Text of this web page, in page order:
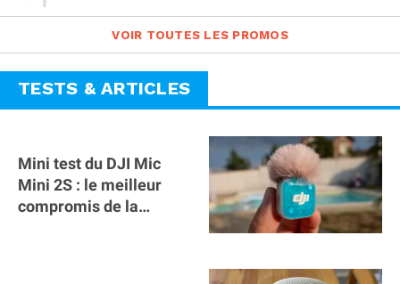
VOIR TOUTES LES PROMOS
TESTS & ARTICLES
Mini test du DJI Mic
Mini 2S : le meilleur
compromis de la